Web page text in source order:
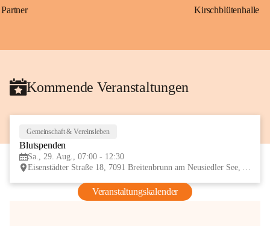
Partner Kirschblütenhalle
Kommende Veranstaltungen
Gemeinschaft & Vereinsleben
Blutspenden
Sa., 29. Aug., 07:00 - 12:30
Eisenstädter Straße 18, 7091 Breitenbrunn am Neusiedler See, AUT
Veranstaltungskalender